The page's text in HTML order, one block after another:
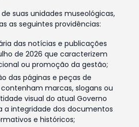
suas unidades museológicas,
as seguintes providências:
das notícias e publicações
de 2026 que caracterizem
ou promoção da gestão;
das páginas e peças de
marcas, slogans ou
visual do atual Governo
a integridade dos documentos
e históricos;